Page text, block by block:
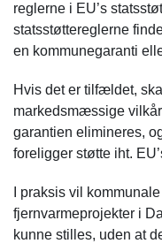
reglerne i EU’s
statsstøttereglerne
en kommunegaranti
Hvis det er tilfældet,
markedsmæssige
garantien elimineres,
foreligger støtte iht.
I praksis vil
fjernvarmeprojekter i
kunne stilles, uden at